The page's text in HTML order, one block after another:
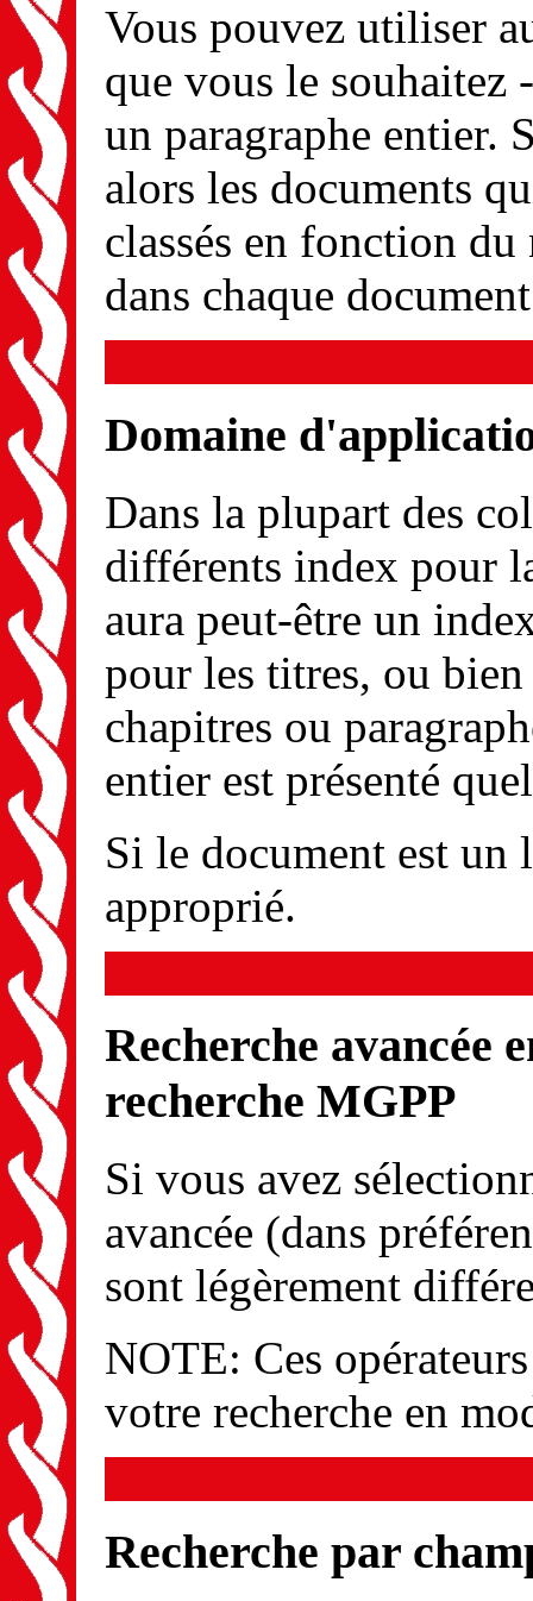
Vous pouvez utiliser
que vous le souhaitez
un paragraphe entier.
alors les documents
classés en fonction
dans chaque
Domaine
Dans la plupart des
différents index pour
aura peut-être un
pour les titres, ou
chapitres ou
entier est présenté
Si le document est
approprié.
Recherche avancée
recherche MGPP
Si vous avez
avancée (dans
sont légèrement
NOTE: Ces
votre recherche en
Recherche par